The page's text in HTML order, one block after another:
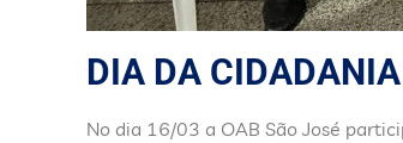
DIA DA
No dia 16/03 a OAB São José